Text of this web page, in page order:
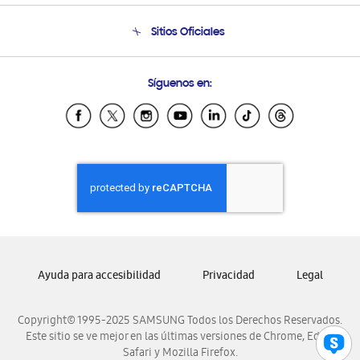
Condiciones de Compra
Soporte vía eMail
Sitios Oficiales
Samsung Ecuador
Samsung El Salvador
Samsung Honduras
Samsung Nicaragua
Samsung Panamá
Samsung Venezuela
Síguenos en:
Copyright© 1995-2025 SAMSUNG Todos los Derechos Reservados.
Este sitio se ve mejor en las últimas versiones de Chrome, Edge,
Safari y Mozilla Firefox.
Ayuda para accesibilidad Privacidad Legal